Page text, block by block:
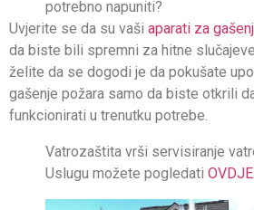
potrebno napuniti?
Uvjerite se da su vaši aparati za
da biste bili spremni za hitne
želite da se dogodi je da pokušate
gašenje požara samo da biste otkrili
funkcionirati u trenutku potrebe.
Vatrozaštita vrši servisiranje
Uslugu možete pogledati OVDJE.